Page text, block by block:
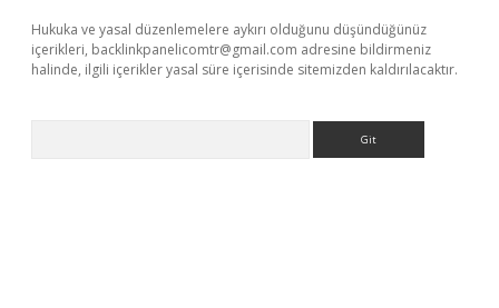
Hukuka ve yasal düzenlemelere aykırı olduğunu düşündüğünüz
içerikleri, backlinkpanelicomtr@gmail.com adresine bildirmeniz
halinde, ilgili içerikler yasal süre içerisinde sitemizden kaldırılacaktır.